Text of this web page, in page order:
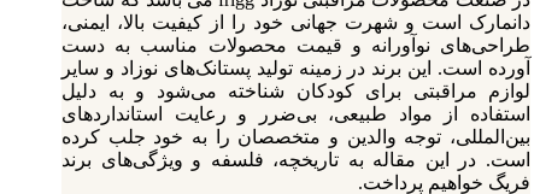
دانمارک است و شهرت جهانی خود را از کیفیت بالا، ایمنی،
طراحی‌های نوآورانه و قیمت محصولات مناسب به دست
آورده است. این برند در زمینه تولید پستانک‌های نوزاد و سایر
لوازم مراقبتی برای کودکان شناخته می‌شود و به دلیل
استفاده از مواد طبیعی، بی‌ضرر و رعایت استانداردهای
بین‌المللی، توجه والدین و متخصصان را به خود جلب کرده
است. در این مقاله به تاریخچه، فلسفه و ویژگی‌های برند
فریگ خواهیم پرداخت.